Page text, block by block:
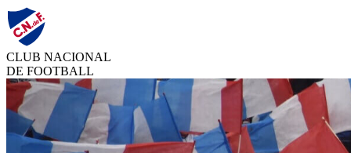
CLUB NACIONAL
DE FOOTBALL